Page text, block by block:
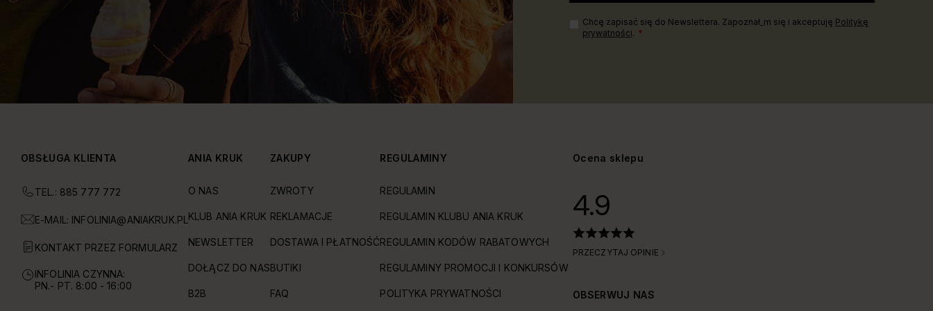
Chcę zapisać się do Newslettera. Zapoznał_m się i akceptuję Politykę
prywatności.
OBSŁUGA KLIENTA
TEL.: 885 777 772
E-MAIL: INFOLINIA@ANIAKRUK.PL
KONTAKT PRZEZ FORMULARZ
INFOLINIA CZYNNA:
PN.- PT. 8:00 - 16:00
ANIA KRUK
O NAS
KLUB ANIA KRUK
NEWSLETTER
DOŁĄCZ DO NAS
B2B
ZAKUPY
ZWROTY
REKLAMACJE
DOSTAWA I PŁATNOŚĆ
BUTIKI
FAQ
REGULAMINY
REGULAMIN
REGULAMIN KLUBU ANIA KRUK
REGULAMIN KODÓW RABATOWYCH
REGULAMINY PROMOCJI I KONKURSÓW
POLITYKA PRYWATNOŚCI
Ocena sklepu
4.9
PRZECZYTAJ OPINIE
OBSERWUJ NAS